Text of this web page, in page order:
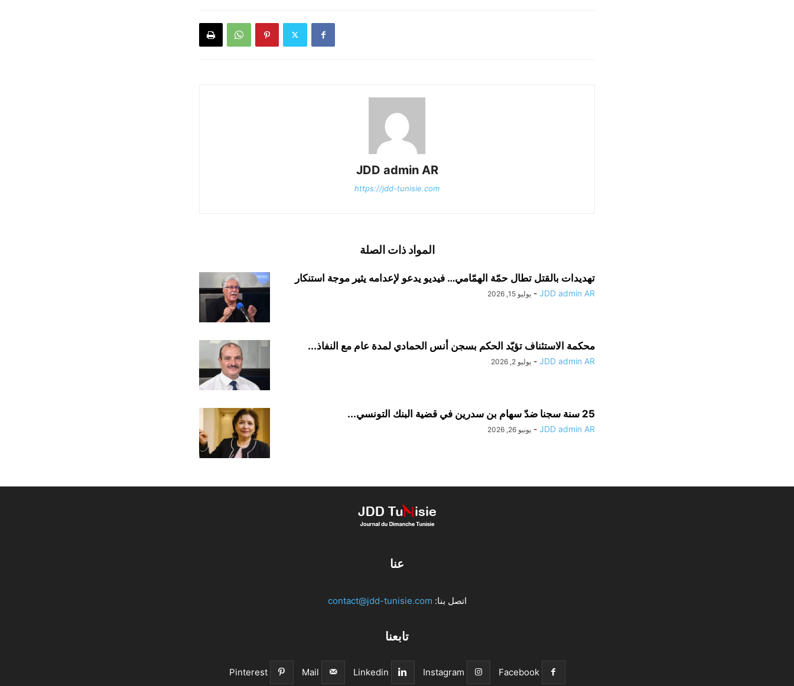
JDD admin AR
https://jdd-tunisie.com
المواد ذات الصلة
تهديدات بالقتل تطال حمّة الهمّامي… فيديو يدعو لإعدامه يثير موجة استنكار
JDD admin AR
- يوليو 15, 2026
محكمة الاستئناف تؤيّد الحكم بسجن أنس الحمادي لمدة عام مع النفاذ...
JDD admin AR
- يوليو 2, 2026
25 سنة سجنا ضدّ سهام بن سدرين في قضية البنك التونسي...
JDD admin AR
- يونيو 26, 2026
عنا
اتصل بنا: contact@jdd-tunisie.com
تابعنا
Facebook
Instagram
Linkedin
Mail
Pinterest